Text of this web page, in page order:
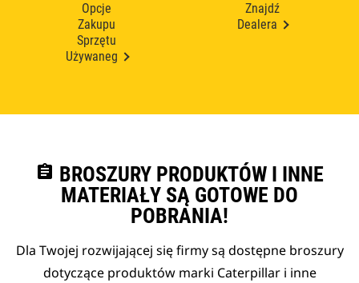
Opcje
Zakupu
Sprzętu
Używaneg
Znajdź
Dealera
assignment BROSZURY PRODUKTÓW I INNE
MATERIAŁY SĄ GOTOWE DO
POBRANIA!
Dla Twojej rozwijającej się firmy są dostępne broszury
dotyczące produktów marki Caterpillar i inne